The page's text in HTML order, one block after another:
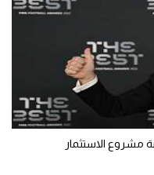
مشروع الاستثمار